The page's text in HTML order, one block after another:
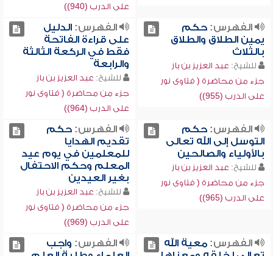
على الدرب (940))
الفهرس:حكم
يمين الطلاق والطلاق
بالثلاث
للشيخ: عبد العزيز بن باز
جزء من محاضرة ( فتاوى نور
على الدرب (955))
الفهرس:الدليل
على قراءة الفاتحة
فقط في الركعة الثالثة
والرابعة
للشيخ: عبد العزيز بن باز
جزء من محاضرة ( فتاوى نور
على الدرب (964))
الفهرس:حكم
التوسل إلى الله تعالى
بالأولياء والصالحين
للشيخ: عبد العزيز بن باز
جزء من محاضرة ( فتاوى نور
على الدرب (965))
الفهرس:حكم
تقديم الهدايا
للمعلمين في يوم عيد
المعلم وحكم الاحتفال
بغير العيدين
للشيخ: عبد العزيز بن باز
جزء من محاضرة ( فتاوى نور
على الدرب (969))
الفهرس:معية الله
الفهرس: واجب